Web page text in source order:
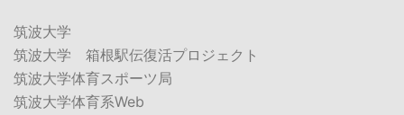
筑波大学
筑波大学 箱根駅伝復活プロジェクト
筑波大学体育スポーツ局
筑波大学体育系Web